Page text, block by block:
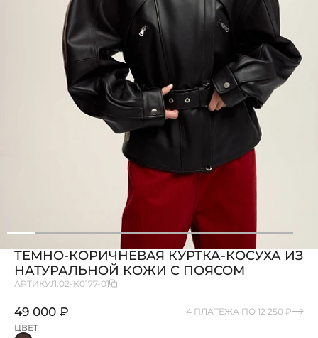
ТЕМНО-КОРИЧНЕВАЯ КУРТКА-КОСУХА ИЗ
НАТУРАЛЬНОЙ КОЖИ С ПОЯСОМ
АРТИКУЛ:02-K0177-01
49 000 ₽
4 ПЛАТЕЖА ПО 12 250 ₽
ЦВЕТ